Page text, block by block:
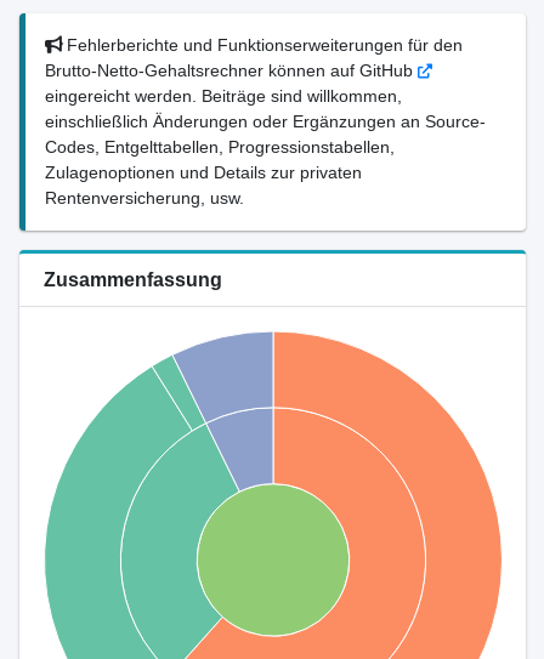
Fehlerberichte und Funktionserweiterungen für den
Brutto-Netto-Gehaltsrechner können auf GitHub
eingereicht werden. Beiträge sind willkommen,
einschließlich Änderungen oder Ergänzungen an Source-
Codes, Entgelttabellen, Progressionstabellen,
Zulagenoptionen und Details zur privaten
Rentenversicherung, usw.
Zusammenfassung